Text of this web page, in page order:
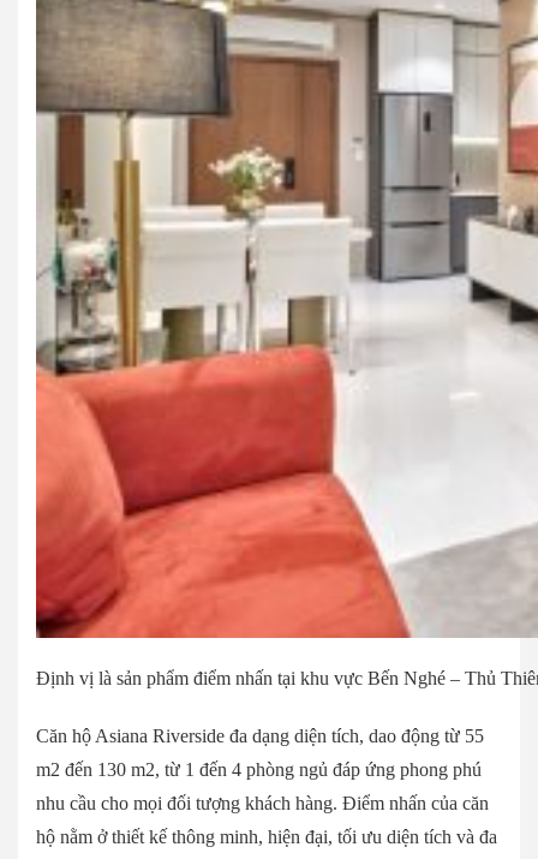
Định vị là sản phẩm điểm nhấn tại khu vực Bến Nghé – Thủ
Căn hộ Asiana Riverside đa dạng diện tích, dao động từ 55
m2 đến 130 m2, từ 1 đến 4 phòng ngủ đáp ứng phong phú
nhu cầu cho mọi đối tượng khách hàng. Điểm nhấn của căn
hộ nằm ở thiết kế thông minh, hiện đại, tối ưu diện tích và đa